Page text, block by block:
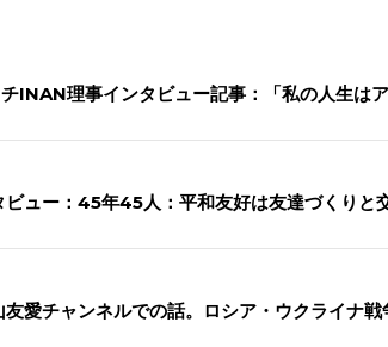
INAN理事インタビュー記事：「私の人生はア
ュー：45年45人：平和友好は友達づくりと
愛チャンネルでの話。ロシア・ウクライナ